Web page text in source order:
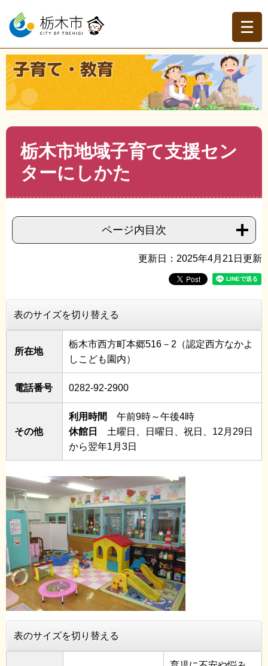
ー
の
先
頭
で
す。
ニ
ー
を
飛
ば
し
て
本
現在地
トップページ > 子育て・教育 > 子育て>施設・遊び場
栃木市地域子育て支援センターにしかた
栃木市地域子育て支援セン
ターにしかた
ページ内目次
更新日：2025年4月21日更新
表のサイズを切り替える
所在地
栃木市西方町本郷516－2（認定西方なかよ
しこども園内）
電話番号 0282-92-2900
その他
利用時間
午前9時～午後4時
休館日
土曜日、日曜日、祝日、12月29日
から翌年1月3日
表のサイズを切り替える